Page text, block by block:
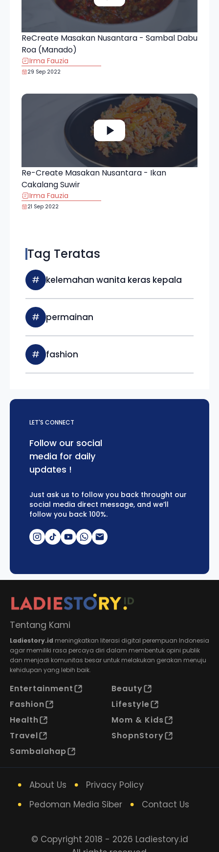
ReCreate Masakan Nusantara - Sambal Dabu
Roa (Manado)
Irma Fauzia
29 Sep 2022
Re-Create Masakan Nusantara - Ikan
Cakalang Suwir
Irma Fauzia
21 Sep 2022
Tag Teratas
# kelemahan wanita keras kepala
# permainan
# fashion
LET'S CONNECT
Follow our social
media for daily
updates !
Just ask us to follow you back throught our
social media direct message, and we’ll
follow you back 100%.
Tentang Kami
Ladiestory.id meningkatkan literasi digital perempuan Indonesia
agar memiliki rasa percaya diri dalam membentuk opini publik
dan menjadi komunitas besar untuk melakukan gerakan menuju
kehidupan yang lebih baik.
Entertainment
Beauty
Fashion
Lifestyle
Health
Mom & Kids
Travel
ShopnStory
Sambalahap
About Us
Privacy Policy
Pedoman Media Siber
Contact Us
© Copyright 2018 - 2026 Ladiestory.id